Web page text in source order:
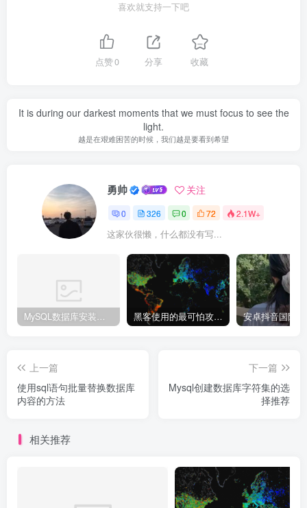
喜欢就支持一下吧
点赞0 分享 收藏
It is during our darkest moments that we must focus to see the
light.
越是在艰难困苦的时候，我们越是要看到希望
勇帅 关注
0 326 0 72 2.1W+
这家伙很懒，什么都没有写...
MySQL数据库安装教程 黑客使用的最可怕攻击手段有哪些?
上一篇
使用sql语句批量替换数据库
内容的方法
下一篇
Mysql创建数据库字符集的选
择推荐
相关推荐